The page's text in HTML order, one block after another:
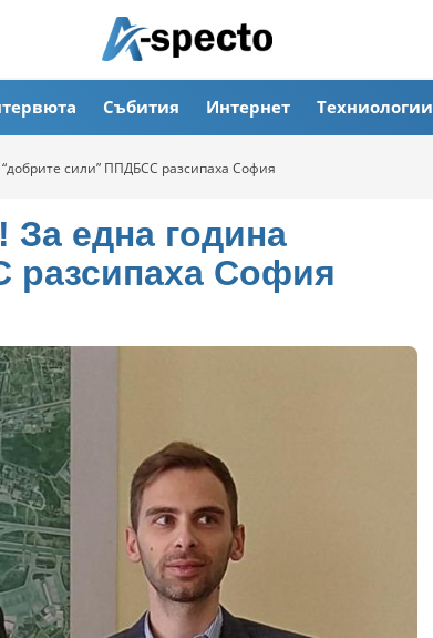
Събития Интернет Техниологии
сили” ППДБСС разсипаха София
За една година
разсипаха София